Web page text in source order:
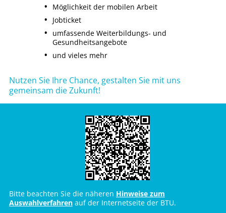
Möglichkeit der mobilen Arbeit
Jobticket
umfassende Weiterbildungs- und
Gesundheitsangebote
und vieles mehr
Nutzen Sie Ihre Chance, gestalten Sie mit uns
gemeinsam die Zukunft!
Bitte beachten Sie die näheren Hinweise zum
Auswahlverfahrenauf der Internetseite der BTU.